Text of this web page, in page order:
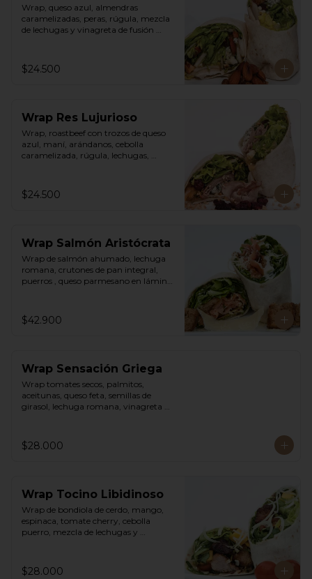
Wrap, queso azul, almendras
caramelizadas, peras, rúgula, mezcla
de lechugas y vinagreta de fusión
$24.500
Wrap Res Lujurioso
Wrap, roastbeef con trozos de queso
azul, maní, arándanos, cebolla
caramelizada, rúgula, lechugas,
$24.500
Wrap Salmón Aristócrata
Wrap de salmón ahumado, lechuga
romana, crutones de pan integral,
puerros , queso parmesano en láminas
$42.900
Wrap Sensación Griega
Wrap tomates secos, palmitos,
aceitunas, queso feta, semillas de
girasol, lechuga romana, vinagreta
$28.000
Wrap Tocino Libidinoso
Wrap de bondiola de cerdo, mango,
espinaca, tomate cherry, cebolla
puerro, mezcla de lechugas y
$28.000